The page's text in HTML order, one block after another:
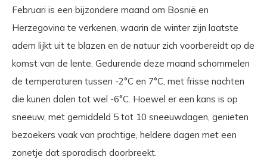
Februari is een bijzondere maand om Bosnië en
Herzegovina te verkenen, waarin de winter zijn laatste
adem lijkt uit te blazen en de natuur zich voorbereidt op de
komst van de lente. Gedurende deze maand schommelen
de temperaturen tussen -2°C en 7°C, met frisse nachten
die kunen dalen tot wel -6°C. Hoewel er een kans is op
sneeuw, met gemiddeld 5 tot 10 sneeuwdagen, genieten
bezoekers vaak van prachtige, heldere dagen met een
zonetje dat sporadisch doorbreekt.